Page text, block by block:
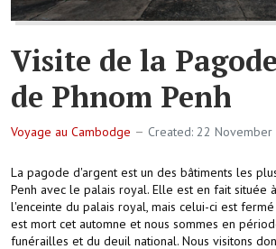
Visite de la
de Phnom Penh
Voyage au Cambodge Created: 22 November
La pagode d'argent est un des bâtiments les
Penh avec le palais royal. Elle est en fait située
l'enceinte du palais royal, mais celui-ci est
est mort cet automne et nous sommes en
funérailles et du deuil national. Nous visitons